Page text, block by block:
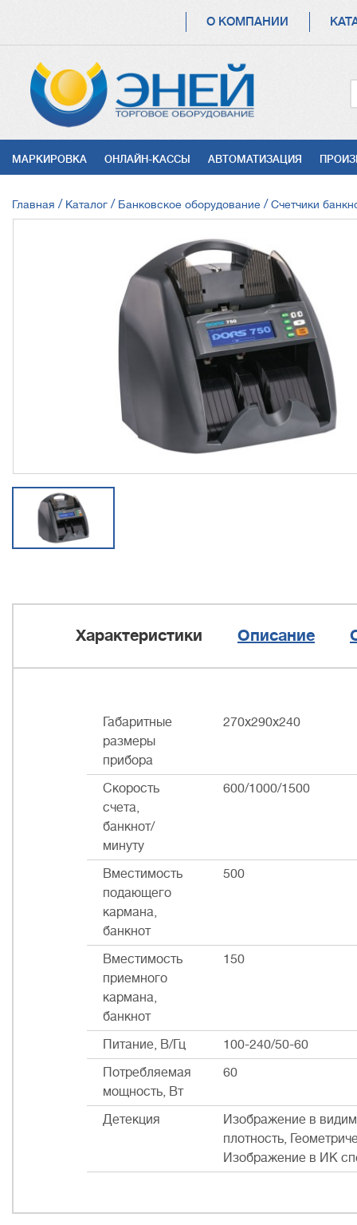
НАВИГАЦИЯ
О КОМПАНИИ
УСЛУГИ
МАРКИРОВКА ОНЛАЙН-КАССЫ АВТОМАТИЗАЦИЯ
СТРОКА
НАВИГАЦИИ
Главная Каталог Банковское оборудование Счетчики
Характеристики Описание
Габаритные
размеры
прибора
270х290х240
Скорость
счета,
банкнот/
минуту
600/1000/1500
Вместимость
подающего
кармана,
банкнот
500
Вместимость
приемного
кармана,
банкнот
150
Питание, В/Гц
100-240/50-60
Потребляемая
мощность, Вт
60
Детекция
Изображение в
плотность,
Изображение в ИК